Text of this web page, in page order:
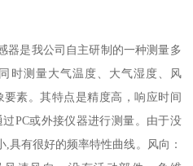
器是我公司自主研制的一种测量多
时测量大气温度、大气湿度、风
素。其特点是精度高，响应时间
PC或外接仪器进行测量。由于没
具有很好的频率特性曲线。风向：